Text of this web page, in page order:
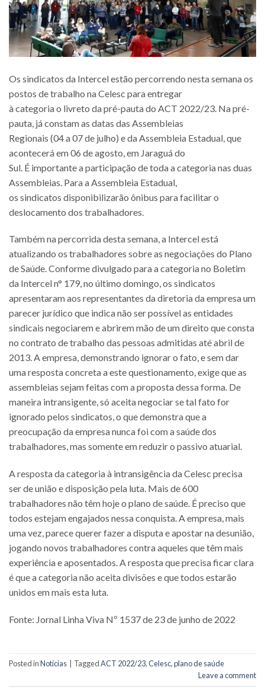
Os sindicatos da Intercel estão percorrendo nesta semana os
postos de trabalho na Celesc para entregar
à categoria o livreto da pré-pauta do ACT 2022/23. Na pré-
pauta, já constam as datas das Assembleias
Regionais (04 a 07 de julho) e da Assembleia Estadual, que
acontecerá em 06 de agosto, em Jaraguá do
Sul. É importante a participação de toda a categoria nas duas
Assembleias. Para a Assembleia Estadual,
os sindicatos disponibilizarão ônibus para facilitar o
deslocamento dos trabalhadores.
Também na percorrida desta semana, a Intercel está
atualizando os trabalhadores sobre as negociações do Plano
de Saúde. Conforme divulgado para a categoria no Boletim
da Intercel n° 179, no último domingo, os sindicatos
apresentaram aos representantes da diretoria da empresa um
parecer jurídico que indica não ser possível as entidades
sindicais negociarem e abrirem mão de um direito que consta
no contrato de trabalho das pessoas admitidas até abril de
2013. A empresa, demonstrando ignorar o fato, e sem dar
uma resposta concreta a este questionamento, exige que as
assembleias sejam feitas com a proposta dessa forma. De
maneira intransigente, só aceita negociar se tal fato for
ignorado pelos sindicatos, o que demonstra que a
preocupação da empresa nunca foi com a saúde dos
trabalhadores, mas somente em reduzir o passivo atuarial.
A resposta da categoria à intransigência da Celesc precisa
ser de união e disposição pela luta. Mais de 600
trabalhadores não têm hoje o plano de saúde. É preciso que
todos estejam engajados nessa conquista. A empresa, mais
uma vez, parece querer fazer a disputa e apostar na desunião,
jogando novos trabalhadores contra aqueles que têm mais
experiência e aposentados. A resposta que precisa ficar clara
é que a categoria não aceita divisões e que todos estarão
unidos em mais esta luta.
Fonte: Jornal Linha Viva Nº 1537 de 23 de junho de 2022
Posted inNotícias TaggedACT 2022/23,Celesc,plano de saúde
Leave a comment